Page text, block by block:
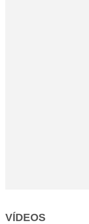
VÍDEOS